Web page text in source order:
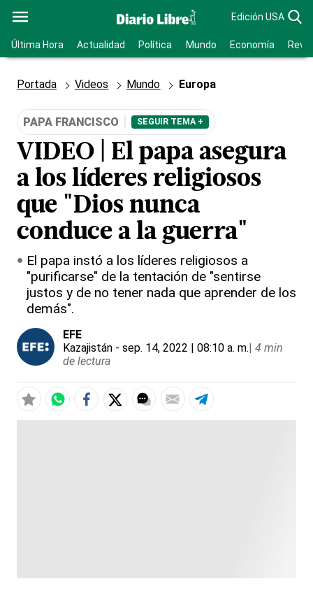
Edición USA
Última Hora Actualidad Política Mundo Economía
Portada Videos Mundo Europa
PAPA FRANCISCO SEGUIR TEMA +
VIDEO | El papa asegura
a los líderes religiosos
que "Dios nunca
conduce a la guerra"
El papa instó a los líderes religiosos a
"purificarse" de la tentación de "sentirse
justos y de no tener nada que aprender de los
demás".
EFE
Kazajistán - sep. 14, 2022 | 08:10 a. m.| 4 min
de lectura